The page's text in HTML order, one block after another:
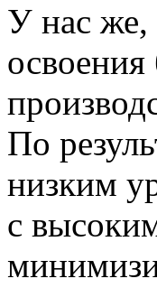
У нас же,
По
низким
с